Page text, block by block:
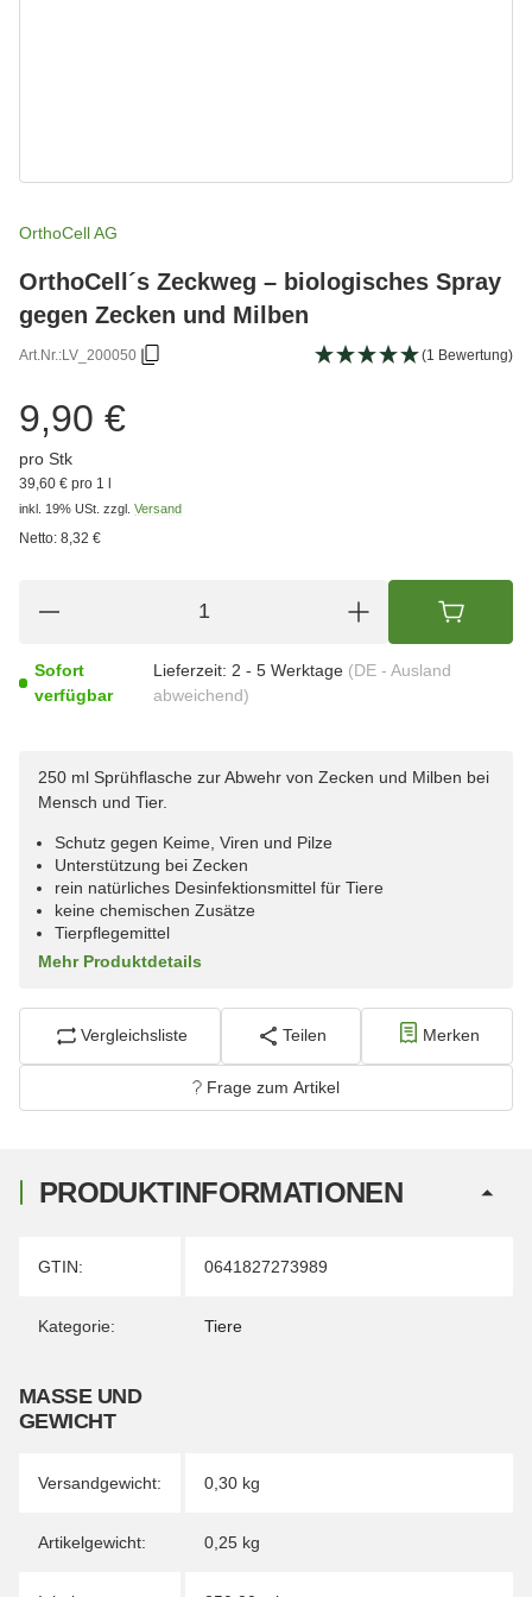
OrthoCell AG
OrthoCell´s Zeckweg – biologisches Spray
gegen Zecken und Milben
Art.Nr.:LV_200050 (1 Bewertung)
9,90 €
pro Stk
39,60 € pro 1 l
inkl. 19% USt. zzgl. Versand
Netto: 8,32 €
Sofort
verfügbar
Lieferzeit: 2 - 5 Werktage (DE - Ausland
abweichend)
250 ml Sprühflasche zur Abwehr von Zecken und Milben bei
Mensch und Tier.
Schutz gegen Keime, Viren und Pilze
Unterstützung bei Zecken
rein natürliches Desinfektionsmittel für Tiere
keine chemischen Zusätze
Tierpflegemittel
Mehr Produktdetails
Vergleichsliste Teilen Merken
Frage zum Artikel
PRODUKTINFORMATIONEN
Produkteigenschaft
Wert
GTIN: 0641827273989
Kategorie: Tiere
MASSE UND G
EWICHT
Versandgewicht: 0,30 kg
Artikelgewicht: 0,25 kg